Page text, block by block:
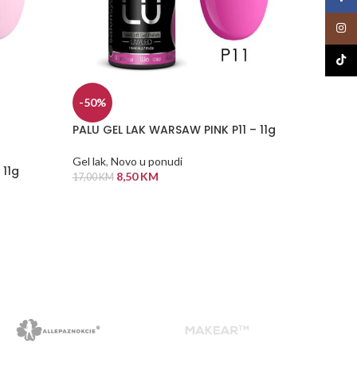
-50%
PALU GEL LAK WARSAW PINK P11 – 11g
Gel lak, Novo u ponudi
17,00KM 8,50KM